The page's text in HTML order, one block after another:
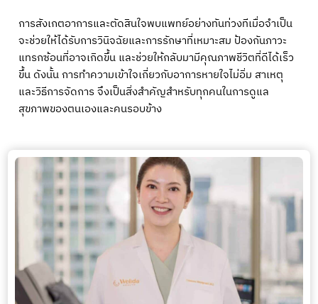
การสังเกตอาการและตัดสินใจพบแพทย์อย่างทันท่วงทีเมื่อจำเป็น
จะช่วยให้ได้รับการวินิจฉัยและการรักษาที่เหมาะสม ป้องกันภาวะ
แทรกซ้อนที่อาจเกิดขึ้น และช่วยให้กลับมามีคุณภาพชีวิตที่ดีได้เร็ว
ขึ้น ดังนั้น การทำความเข้าใจเกี่ยวกับอาการหายใจไม่อิ่ม สาเหตุ
และวิธีการจัดการ จึงเป็นสิ่งสำคัญสำหรับทุกคนในการดูแล
สุขภาพของตนเองและคนรอบข้าง